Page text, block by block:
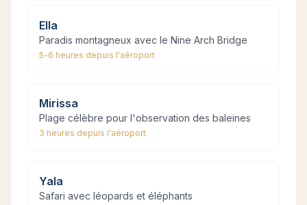
Ella
Paradis montagneux avec le Nine Arch Bridge
5-6 heures depuis l'aéroport
Mirissa
Plage célèbre pour l'observation des baleines
3 heures depuis l'aéroport
Yala
Safari avec léopards et éléphants